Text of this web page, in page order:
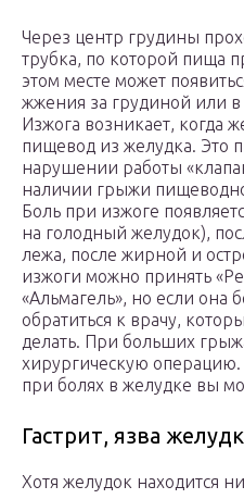
Через центр грудины
трубка, по которой пища
этом месте может
жжения за грудиной или
Изжога возникает, когда
пищевод из желудка. Это
нарушении работы
наличии грыжи
Боль при изжоге
на голодный желудок),
лежа, после жирной и
изжоги можно принять
«Альмагель», но если она
обратиться к врачу,
делать. При больших
хирургическую
при болях в желудке вы
Гастрит, язва
Хотя желудок находится